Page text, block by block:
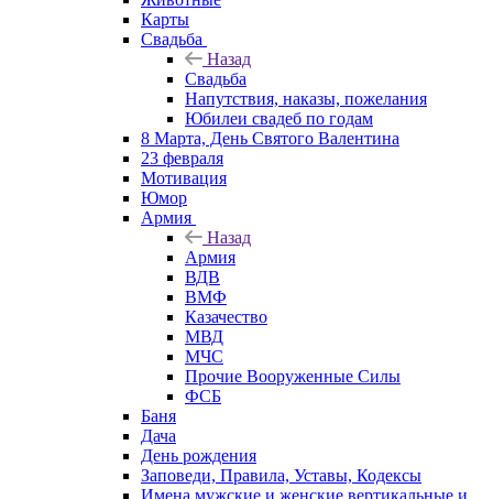
Карты
Свадьба
Назад
Свадьба
Напутствия, наказы, пожелания
Юбилеи свадеб по годам
8 Марта, День Святого Валентина
23 февраля
Мотивация
Юмор
Армия
Назад
Армия
ВДВ
ВМФ
Казачество
МВД
МЧС
Прочие Вооруженные Силы
ФСБ
Баня
Дача
День рождения
Заповеди, Правила, Уставы, Кодексы
Имена мужские и женские вертикальные и